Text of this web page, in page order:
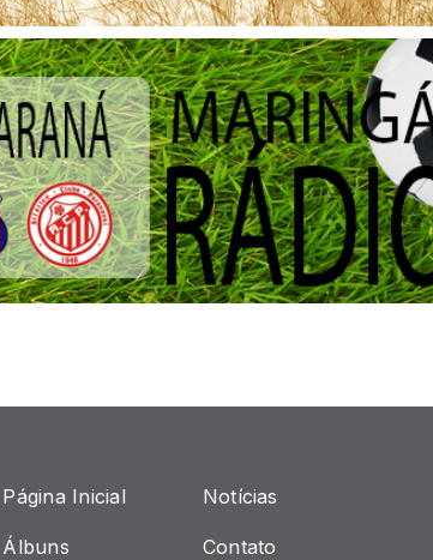
Página Inicial
Álbuns
Notícias
Contato